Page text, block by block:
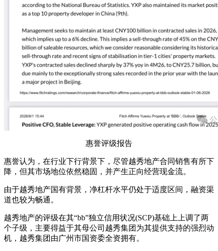
惠誉评级报告
惠誉认为，在行业下行背景下，尽管越秀地产合同销售有所下
降，但其市场地位依然稳固，并产生正向经营现金流。
由于越秀地产国有背景，净杠杆水平仍处于适度区间，融资渠
道也较为畅通。
越秀地产的评级在其“bb”独立信用状况(SCP)基础上上调了两
个子级，主要得益于其母公司越秀集团为其提供支持的强烈动
机，越秀集团由广州市国资委全资拥有。